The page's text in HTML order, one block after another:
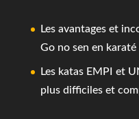
Les avantages et
Go no sen en karaté
Les katas EMPI et
plus difficiles et